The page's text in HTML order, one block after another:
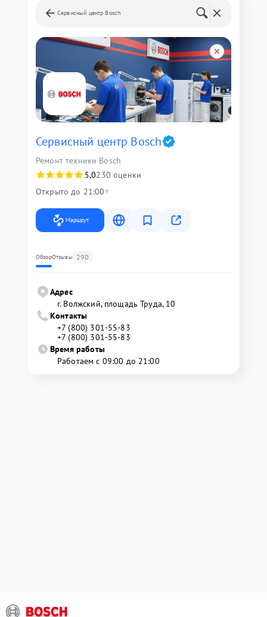
Сервисный центр Bosch
Сервисный центр Bosch
Ремонт техники Bosch
5,0230 оценки
Открыто до 21:00
Маршрут
ОбзорОтзывы 290
Адрес
г. Волжский, площадь Труда, 10
Контакты
+7 (800) 301-55-83
+7 (800) 301-55-83
Время работы
Работаем с 09:00 до 21:00